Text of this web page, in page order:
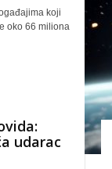
koji
oko 66 miliona
udarac